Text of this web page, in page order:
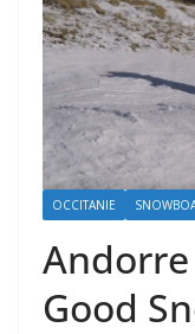
OCCITANIE
Good